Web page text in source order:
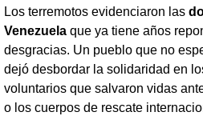
Los terremotos evidenciaron las
Venezuela que ya tiene años
desgracias. Un pueblo que no
dejó desbordar la solidaridad en
voluntarios que salvaron vidas
o los cuerpos de rescate